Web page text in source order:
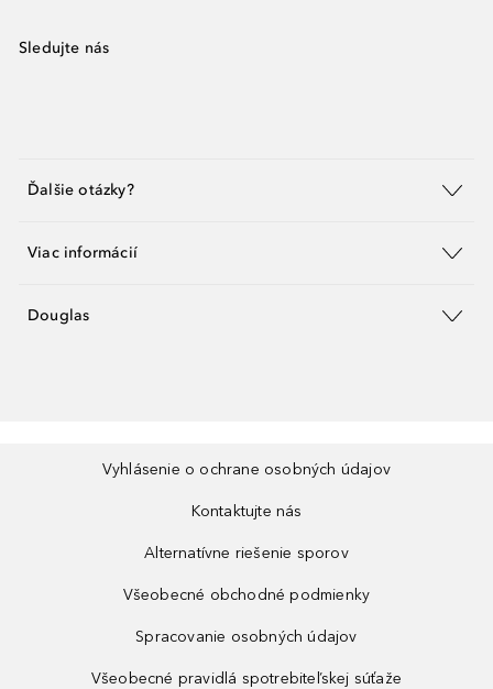
Sledujte nás
Ďalšie otázky?
Viac informácií
Douglas
Vyhlásenie o ochrane osobných údajov
Kontaktujte nás
Alternatívne riešenie sporov
Všeobecné obchodné podmienky
Spracovanie osobných údajov
Všeobecné pravidlá spotrebiteľskej súťaže